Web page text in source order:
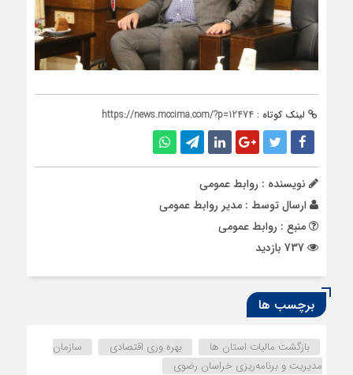
لینک کوتاه : https://news.mccima.com/?p=12474
نویسنده : روابط عمومی
ارسال توسط : مدیر روابط عمومی
منبع : روابط عمومی
برچسب ها
بازگشت مالیات استان ها بهره وری اقتصادی
سازمان
مدیریت و برنامه‌ریزی خراسان رضوی